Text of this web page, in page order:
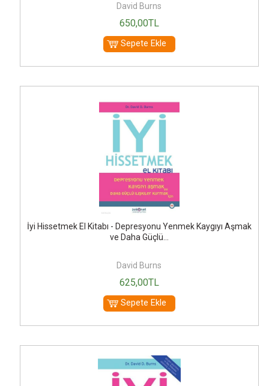
David Burns
650,00TL
Sepete Ekle
İyi Hissetmek El Kitabı - Depresyonu Yenmek Kaygıyı Aşmak
ve Daha Güçlü...
David Burns
625,00TL
Sepete Ekle